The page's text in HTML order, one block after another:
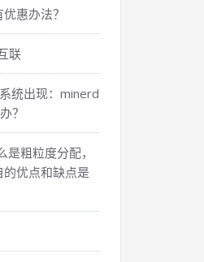
惠办法？
联
统出现：minerd
？
粗粒度分配，
优点和缺点是